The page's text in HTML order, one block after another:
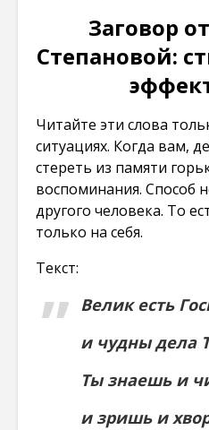
Заговор
Степановой:
Читайте эти слова
ситуациях. Когда вам,
стереть из памяти
воспоминания. Способ
другого человека. То
только на себя.
Текст:
Велик есть
и чудны дела
Ты знаешь и
и зришь и